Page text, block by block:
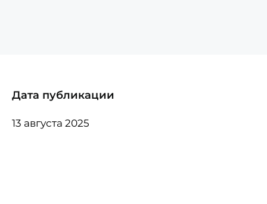
Дата публикации
13 августа 2025